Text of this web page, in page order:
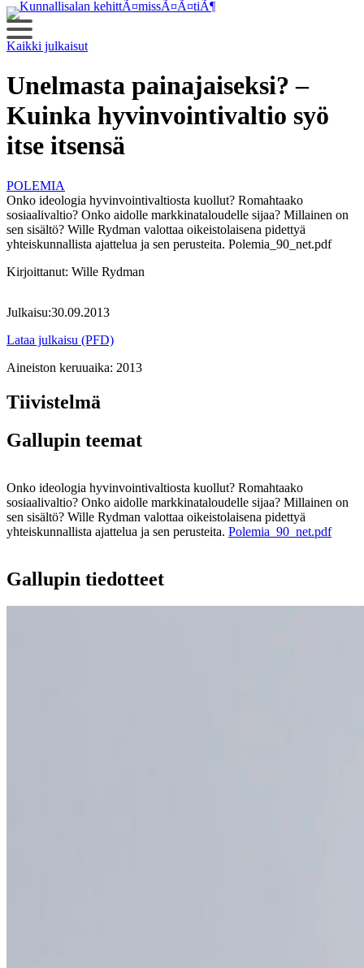
Siirry
sisältöön
Kaikki julkaisut
Unelmasta painajaiseksi? –
Kuinka hyvinvointivaltio syö
itse itsensä
POLEMIA
Onko ideologia hyvinvointivaltiosta kuollut? Romahtaako
sosiaalivaltio? Onko aidolle markkinataloudelle sijaa? Millainen on
sen sisältö? Wille Rydman valottaa oikeistolaisena pidettyä
yhteiskunnallista ajattelua ja sen perusteita. Polemia_90_net.pdf
Kirjoittanut: Wille Rydman
Julkaisu:30.09.2013
Lataa julkaisu (PFD)
Aineiston keruuaika: 2013
Tiivistelmä
Gallupin teemat
Onko ideologia hyvinvointivaltiosta kuollut? Romahtaako
sosiaalivaltio? Onko aidolle markkinataloudelle sijaa? Millainen on
sen sisältö? Wille Rydman valottaa oikeistolaisena pidettyä
yhteiskunnallista ajattelua ja sen perusteita. Polemia_90_net.pdf
Gallupin tiedotteet